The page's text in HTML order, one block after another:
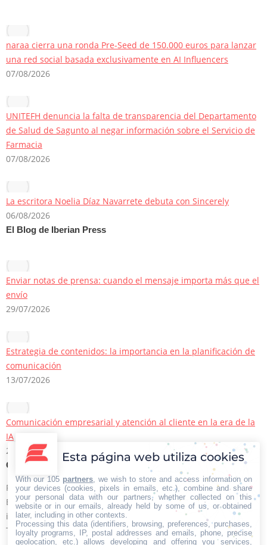
naraa cierra una ronda Pre-Seed de 150.000 euros para lanzar
una red social basada exclusivamente en AI Influencers
07/08/2026
UNITEFH denuncia la falta de transparencia del Departamento
de Salud de Sagunto al negar información sobre el Servicio de
Farmacia
07/08/2026
La escritora Noelia Díaz Navarrete debuta con Sincerely
06/08/2026
El Blog de Iberian Press
Enviar notas de prensa: cuando el mensaje importa más que el
envío
29/07/2026
Estrategia de contenidos: la importancia en la planificación de
comunicación
13/07/2026
Comunicación empresarial y atención al cliente en la era de la
IA
22/06/2026
Contacto Iberian Press
Principales vías de contacto:
E-mail:
info@iberianpress.es
Teléfono:
Esta página web utiliza cookies
With our 105 partners , we wish to store and access information on
your devices (cookies, pixels in emails, etc.), combine and share
your personal data with our partners, whether collected on this
website or in our emails, already held by some of us, or obtained
later, including in other contexts.
Processing this data (identifiers, browsing, preferences, purchases,
loyalty programs, IP, postal addresses and emails, phone, precise
geolocation, etc.) allows developing and offering you services,